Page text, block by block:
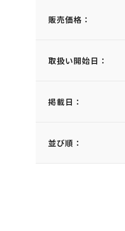
販売価格：
取扱い開始日：
掲載日：
並び順：